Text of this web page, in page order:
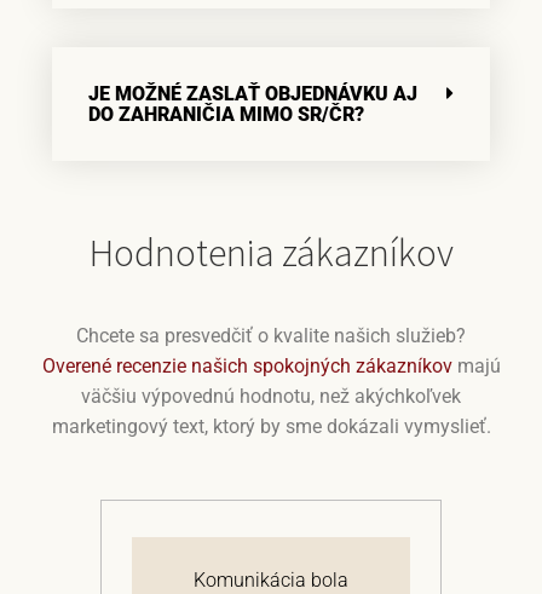
JE MOŽNÉ ZASLAŤ OBJEDNÁVKU AJ
DO ZAHRANIČIA MIMO SR/ČR?
Hodnotenia zákazníkov
Chcete sa presvedčiť o kvalite našich služieb?
Overené recenzie našich spokojných zákazníkovmajú
väčšiu výpovednú hodnotu, než akýchkoľvek
marketingový text, ktorý by sme dokázali vymyslieť.
Komunikácia bola